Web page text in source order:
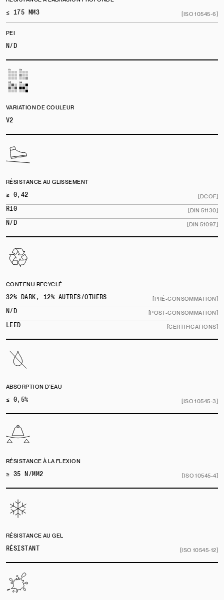
≤ 175 MM3
[ISO 10545-6]
PEI
N/D
VARIATION DE COULEUR
V2
RÉSISTANCE AU GLISSEMENT
≥ 0,42
[DCOF]
R10
[DIN 51130]
N/D
[DIN 51097]
CONTENU RECYCLÉ
32% DARK, 12% AUTRES/OTHERS
[PRÉ-CONSOMMATION]
N/D
[POST-CONSOMMATION]
LEED
[CERTIFICATIONS]
ABSORPTION D’EAU
≤ 0,5%
[ISO 10545-3]
RÉSISTANCE À LA FLEXION
≥ 35 N/MM2
[ISO 10545-4]
RÉSISTANCE AU GEL
RÉSISTANT
[ISO 10545-12]